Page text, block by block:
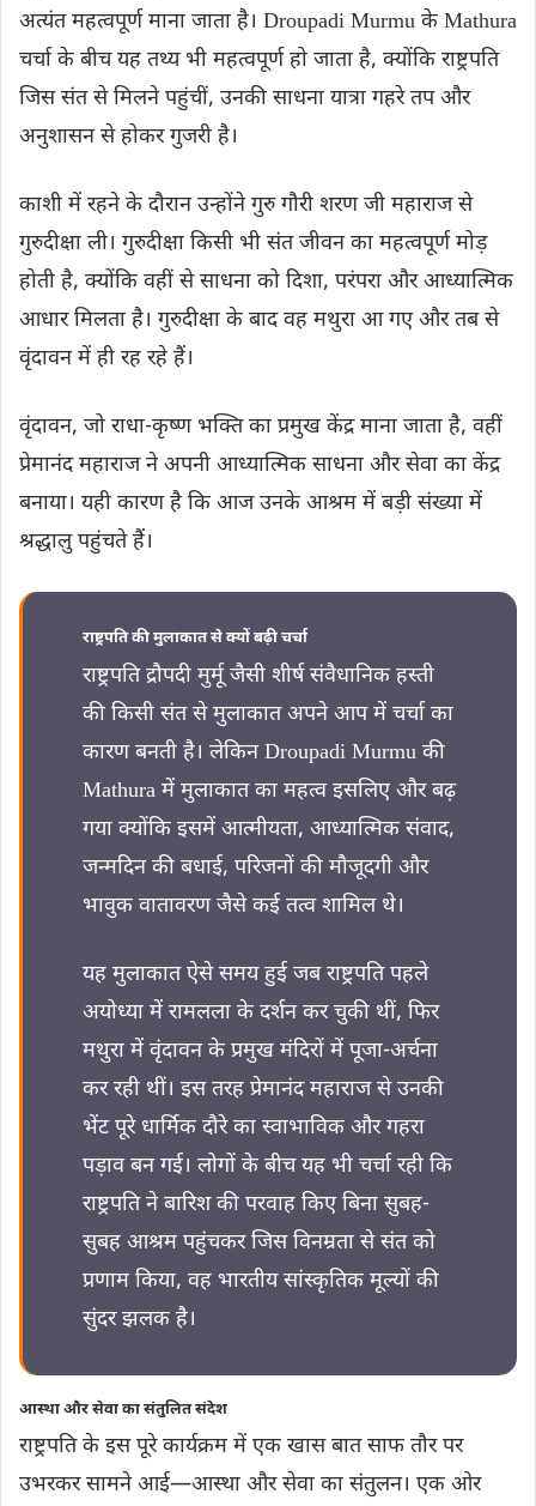
अत्यंत महत्वपूर्ण माना जाता है। Droupadi Murmu के Mathura
चर्चा के बीच यह तथ्य भी महत्वपूर्ण हो जाता है, क्योंकि राष्ट्रपति
जिस संत से मिलने पहुंचीं, उनकी साधना यात्रा गहरे तप और
अनुशासन से होकर गुजरी है।
काशी में रहने के दौरान उन्होंने गुरु गौरी शरण जी महाराज से
गुरुदीक्षा ली। गुरुदीक्षा किसी भी संत जीवन का महत्वपूर्ण मोड़
होती है, क्योंकि वहीं से साधना को दिशा, परंपरा और आध्यात्मिक
आधार मिलता है। गुरुदीक्षा के बाद वह मथुरा आ गए और तब से
वृंदावन में ही रह रहे हैं।
वृंदावन, जो राधा-कृष्ण भक्ति का प्रमुख केंद्र माना जाता है, वहीं
प्रेमानंद महाराज ने अपनी आध्यात्मिक साधना और सेवा का केंद्र
बनाया। यही कारण है कि आज उनके आश्रम में बड़ी संख्या में
श्रद्धालु पहुंचते हैं।
राष्ट्रपति की मुलाकात से क्यों बढ़ी चर्चा
राष्ट्रपति द्रौपदी मुर्मू जैसी शीर्ष संवैधानिक हस्ती
की किसी संत से मुलाकात अपने आप में चर्चा का
कारण बनती है। लेकिन Droupadi Murmu की
Mathura में मुलाकात का महत्व इसलिए और बढ़
गया क्योंकि इसमें आत्मीयता, आध्यात्मिक संवाद,
जन्मदिन की बधाई, परिजनों की मौजूदगी और
भावुक वातावरण जैसे कई तत्व शामिल थे।
यह मुलाकात ऐसे समय हुई जब राष्ट्रपति पहले
अयोध्या में रामलला के दर्शन कर चुकी थीं, फिर
मथुरा में वृंदावन के प्रमुख मंदिरों में पूजा-अर्चना
कर रही थीं। इस तरह प्रेमानंद महाराज से उनकी
भेंट पूरे धार्मिक दौरे का स्वाभाविक और गहरा
पड़ाव बन गई। लोगों के बीच यह भी चर्चा रही कि
राष्ट्रपति ने बारिश की परवाह किए बिना सुबह-
सुबह आश्रम पहुंचकर जिस विनम्रता से संत को
प्रणाम किया, वह भारतीय सांस्कृतिक मूल्यों की
सुंदर झलक है।
आस्था और सेवा का संतुलित संदेश
राष्ट्रपति के इस पूरे कार्यक्रम में एक खास बात साफ तौर पर
उभरकर सामने आई—आस्था और सेवा का संतुलन। एक ओर